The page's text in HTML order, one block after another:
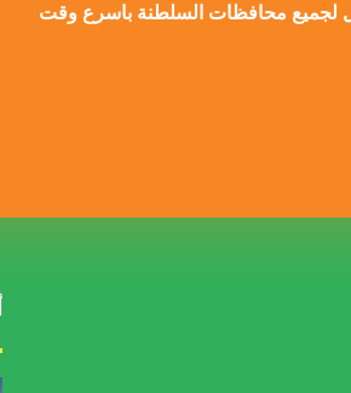
لجميع محافظات السلطنة باسرع وقت